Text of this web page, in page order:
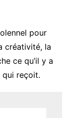
pour
créativité, la
ce qu’il y a
qui reçoit.